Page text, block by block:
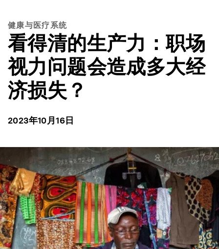
健康与医疗系统
看得清的生产力：职场
视力问题会造成多大经
济损失？
2023年10月16日